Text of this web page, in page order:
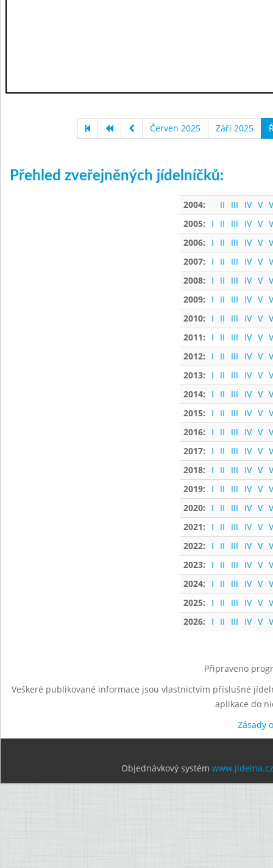
Červen 2025 Září 2025
Přehled zveřejněných jídelníčků:
2004: II III IV V
2005:
I II III IV V
2006:
I II III IV V
2007:
I II III IV V
2008:
I II III IV V
2009:
I II III IV V
2010:
I II III IV V
2011:
I II III IV V
2012:
I II III IV V
2013:
I II III IV V
2014:
I II III IV V
2015:
I II III IV V
2016:
I II III IV V
2017:
I II III IV V
2018:
I II III IV V
2019:
I II III IV V
2020:
I II III IV V
2021:
I II III IV V
2022:
I II III IV V
2023:
I II III IV V
2024:
I II III IV V
2025:
I II III IV V
2026:
I II III IV V
Připraveno
Veškeré publikované informace jsou vlastnictvím příslušné
aplikace do
Zásady
Objednávkový systém www.jidelna.cz